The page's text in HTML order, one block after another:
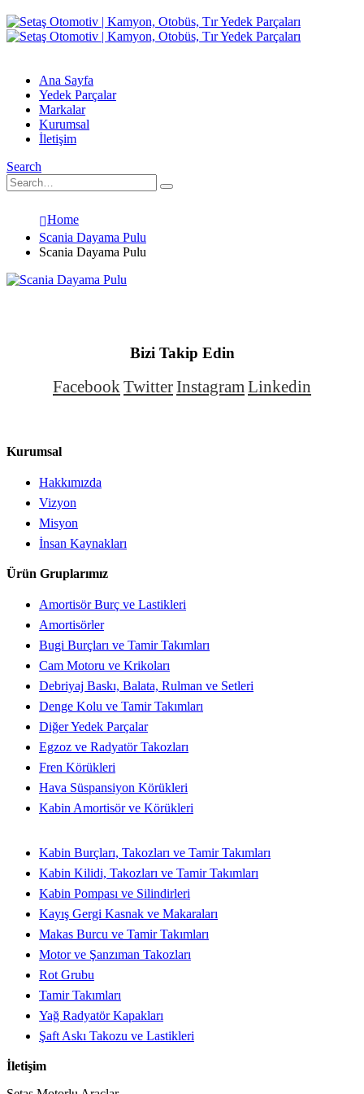
Ana Sayfa
Yedek Parçalar
Markalar
Kurumsal
İletişim
Search
Home
Scania Dayama Pulu
Scania Dayama Pulu
Bizi Takip Edin
FacebookTwitterInstagramLinkedin
Kurumsal
Hakkımızda
Vizyon
Misyon
İnsan Kaynakları
Ürün Gruplarımız
Amortisör Burç ve Lastikleri
Amortisörler
Bugi Burçları ve Tamir Takımları
Cam Motoru ve Krikoları
Debriyaj Baskı, Balata, Rulman ve Setleri
Denge Kolu ve Tamir Takımları
Diğer Yedek Parçalar
Egzoz ve Radyatör Takozları
Fren Körükleri
Hava Süspansiyon Körükleri
Kabin Amortisör ve Körükleri
Kabin Burçları, Takozları ve Tamir Takımları
Kabin Kilidi, Takozları ve Tamir Takımları
Kabin Pompası ve Silindirleri
Kayış Gergi Kasnak ve Makaraları
Makas Burcu ve Tamir Takımları
Motor ve Şanzıman Takozları
Rot Grubu
Tamir Takımları
Yağ Radyatör Kapakları
Şaft Askı Takozu ve Lastikleri
İletişim